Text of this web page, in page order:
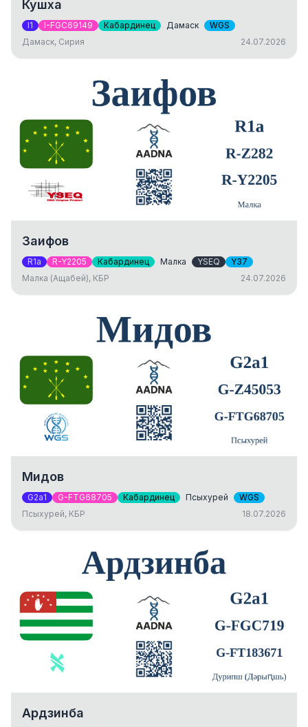
Кушха
I1 I-FGC69149 Кабардинец Дамаск
WGS
Дамаск, Сирия
24.07.2026
Заифов
R1a R-Y2205 Кабардинец Малка YSEQ
Y37
Малка (Ащабей), КБР
24.07.2026
Мидов
G2a1 G-FTG68705 Кабардинец Псыхурей
WGS
Псыхурей, КБР
18.07.2026
Ардзинба